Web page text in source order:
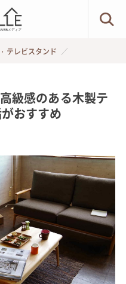
テレビスタンド
級感のある木製テ
おすすめ